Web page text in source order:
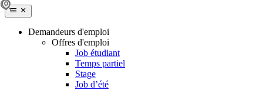
Demandeurs d'emploi
Offres d'emploi
Job étudiant
Temps partiel
Stage
Job d’été